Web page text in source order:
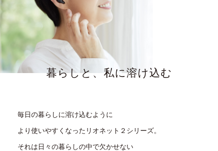
暮らしと、私に溶け込む
毎日の暮らしに溶け込むように
より使いやすくなったリオネット２シリーズ。
それは日々の暮らしの中で欠かせない